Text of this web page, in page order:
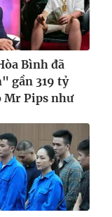
Bình đã
gần 319 tỷ
Mr Pips như